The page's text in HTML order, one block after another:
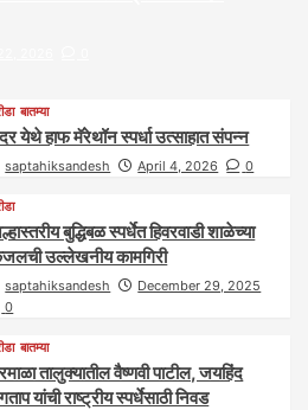
बातम्या
येथे हाफ मॅरेथॉन स्पर्धा उत्साहात संपन्न
saptahiksandesh April 4, 2026 0
बुद्धिबळ स्पर्धेत हिवरवाडी शाळेच्या
उल्लेखनीय कामगिरी
saptahiksandesh
December 29, 2025
0
बातम्या
तालुक्यातील वैष्णवी पाटील, जयहिंद
यांची राष्ट्रीय स्पर्धेसाठी निवड